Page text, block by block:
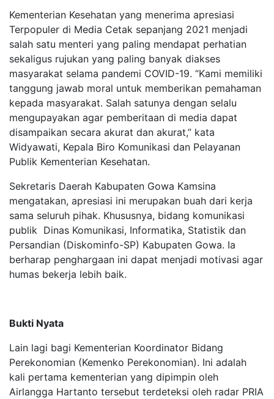
Kementerian Kesehatan yang menerima apresiasi
Terpopuler di Media Cetak sepanjang 2021 menjadi
salah satu menteri yang paling mendapat perhatian
sekaligus rujukan yang paling banyak diakses
masyarakat selama pandemi COVID-19. “Kami memiliki
tanggung jawab moral untuk memberikan pemahaman
kepada masyarakat. Salah satunya dengan selalu
mengupayakan agar pemberitaan di media dapat
disampaikan secara akurat dan akurat,” kata
Widyawati, Kepala Biro Komunikasi dan Pelayanan
Publik Kementerian Kesehatan.
Sekretaris Daerah Kabupaten Gowa Kamsina
mengatakan, apresiasi ini merupakan buah dari kerja
sama seluruh pihak. Khususnya, bidang komunikasi
publik Dinas Komunikasi, Informatika, Statistik dan
Persandian (Diskominfo-SP) Kabupaten Gowa. Ia
berharap penghargaan ini dapat menjadi motivasi agar
humas bekerja lebih baik.
Bukti Nyata
Lain lagi bagi Kementerian Koordinator Bidang
Perekonomian (Kemenko Perekonomian). Ini adalah
kali pertama kementerian yang dipimpin oleh
Airlangga Hartanto tersebut terdeteksi oleh radar PRIA